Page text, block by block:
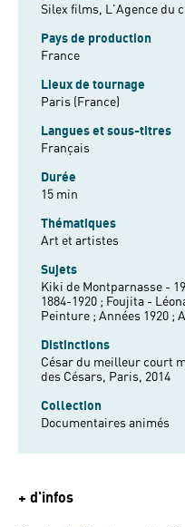
Silex films, L'Agence du
Pays de production
France
Lieux de tournage
Paris (France)
Langues et sous-titres
Français
Durée
15 min
Thématiques
Art et artistes
Sujets
Kiki de Montparnasse -
1884-1920 ; Foujita -
Peinture ; Années 1920 ;
Distinctions
César du meilleur court
des Césars, Paris, 2014
Collection
Documentaires animés
+ d'infos